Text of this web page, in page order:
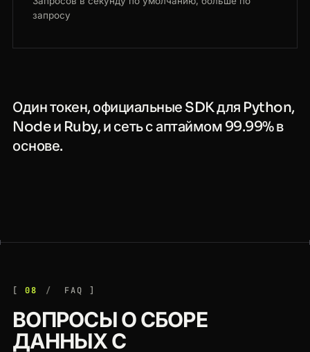
запросу
Один токен, официальные SDK для Python,
Node и Ruby, и сеть с аптаймом 99.99% в
основе.
08 FAQ
ВОПРОСЫ О СБОРЕ
ДАННЫХ С